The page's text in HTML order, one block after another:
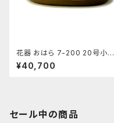
花器 おはら 7-200 20号小判
水盤 花瓶 フラワーベース 水盤
¥40,700
セール中の商品